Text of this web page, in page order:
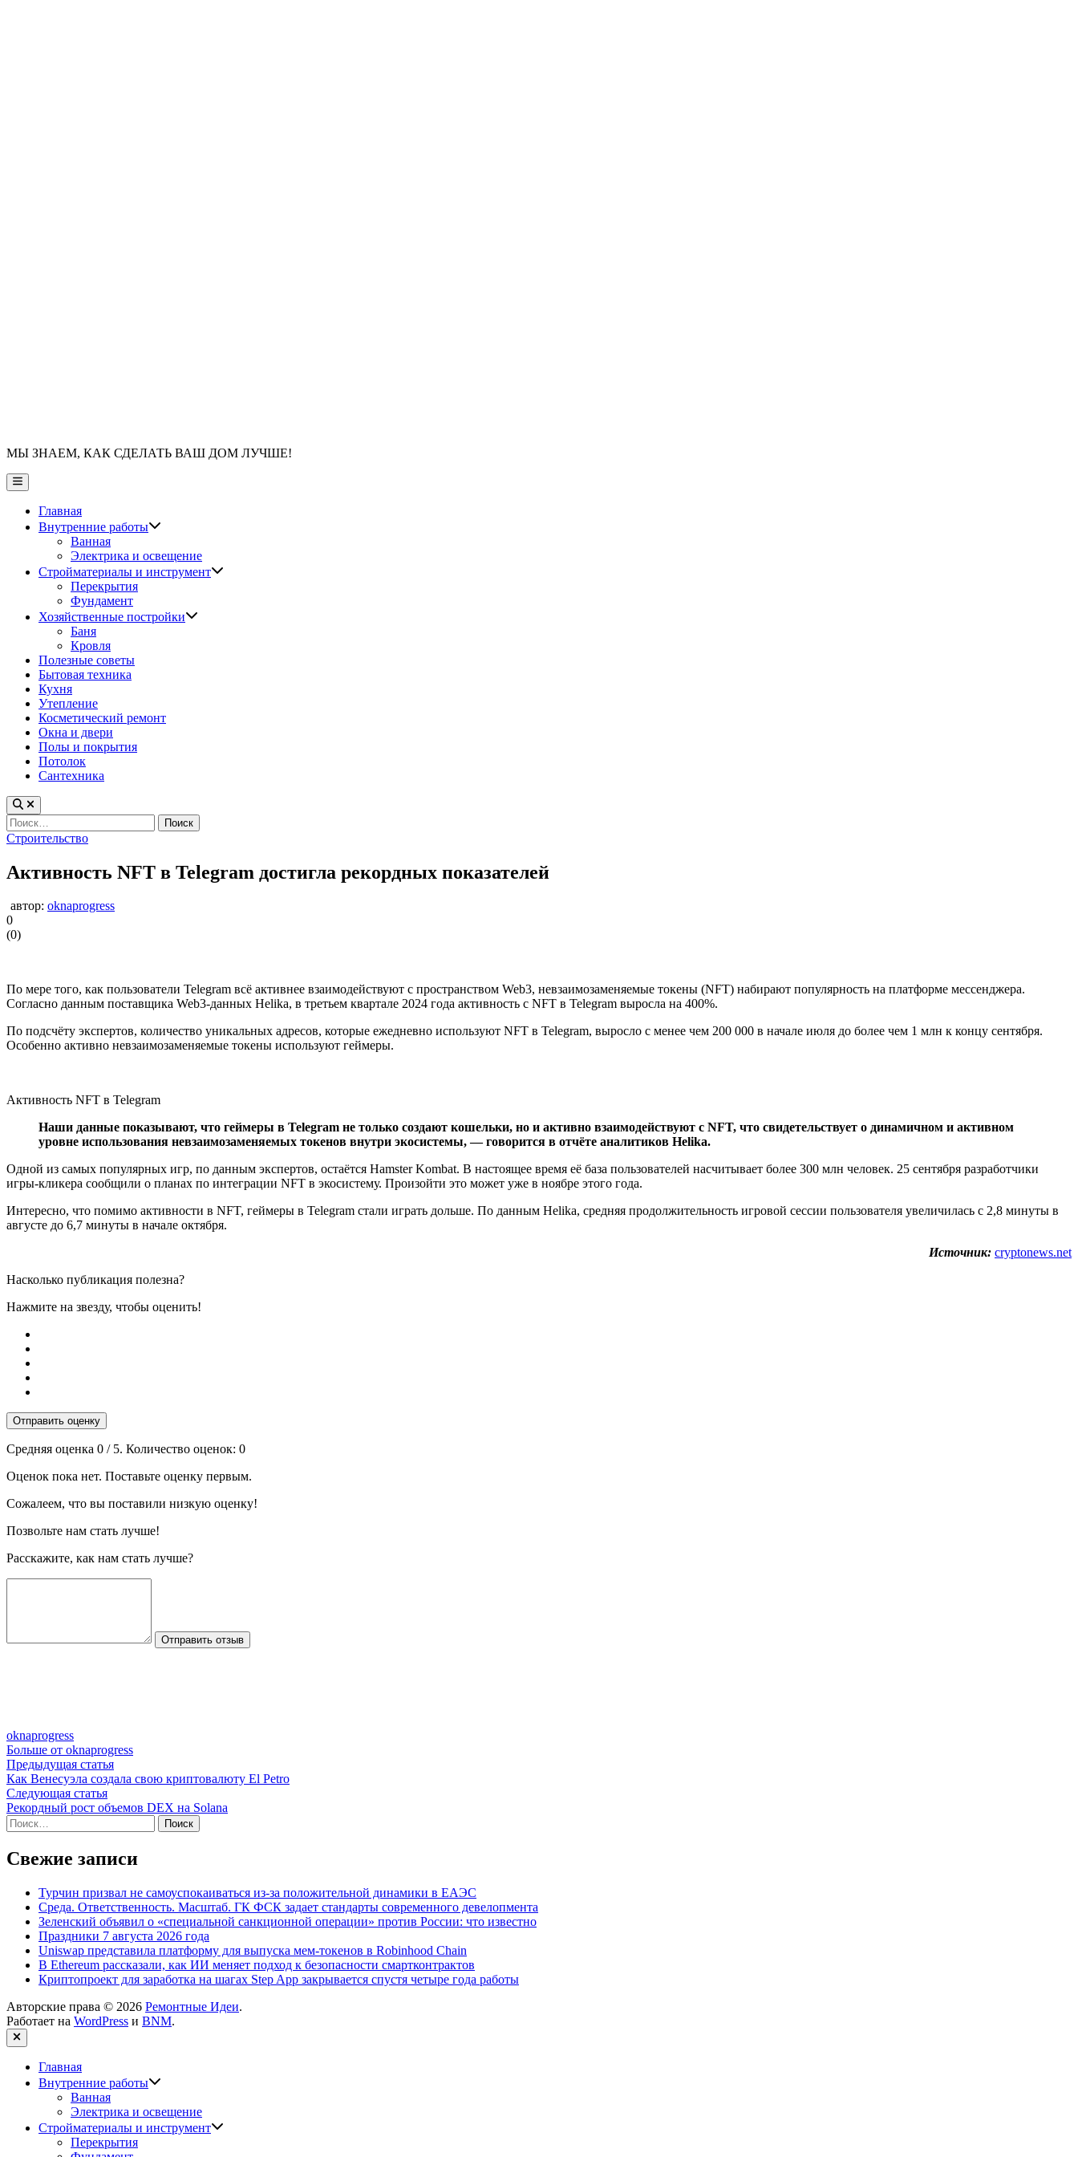
МЫ ЗНАЕМ, КАК СДЕЛАТЬ ВАШ ДОМ ЛУЧШЕ!
Главное
меню
Главная
Внутренние работы
Ванная
Электрика и освещение
Стройматериалы и инструмент
Перекрытия
Фундамент
Хозяйственные постройки
Баня
Кровля
Полезные советы
Бытовая техника
Кухня
Утепление
Косметический ремонт
Окна и двери
Полы и покрытия
Потолок
Сантехника
Найти:
Опубликовано
Строительство
Активность NFT в Telegram достигла рекордных показателей
автор: oknaprogress
0
(0)
По мере того, как пользователи Telegram всё активнее взаимодействуют с пространством Web3, невзаимозаменяемые токены (NFT) набирают популярность на платформе мессенджера.
Согласно данным поставщика Web3-данных Helika, в третьем квартале 2024 года активность с NFT в Telegram выросла на 400%.
По подсчёту экспертов, количество уникальных адресов, которые ежедневно используют NFT в Telegram, выросло с менее чем 200 000 в начале июля до более чем 1 млн к концу сентября.
Особенно активно невзаимозаменяемые токены используют геймеры.
Активность NFT в Telegram
Наши данные показывают, что геймеры в Telegram не только создают кошельки, но и активно взаимодействуют с NFT, что свидетельствует о динамичном и активном
уровне использования невзаимозаменяемых токенов внутри экосистемы, — говорится в отчёте аналитиков Helika.
Одной из самых популярных игр, по данным экспертов, остаётся Hamster Kombat. В настоящее время её база пользователей насчитывает более 300 млн человек. 25 сентября разработчики
игры-кликера сообщили о планах по интеграции NFT в экосистему. Произойти это может уже в ноябре этого года.
Интересно, что помимо активности в NFT, геймеры в Telegram стали играть дольше. По данным Helika, средняя продолжительность игровой сессии пользователя увеличилась с 2,8 минуты в
августе до 6,7 минуты в начале октября.
Источник: cryptonews.net
Насколько публикация полезна?
Нажмите на звезду, чтобы оценить!
Отправить оценку
Средняя оценка 0 / 5. Количество оценок: 0
Оценок пока нет. Поставьте оценку первым.
Сожалеем, что вы поставили низкую оценку!
Позвольте нам стать лучше!
Расскажите, как нам стать лучше?
Отправить отзыв
oknaprogress
Больше от oknaprogress
Навигация
по
записям
Предыдущая статьяПредыдущая
статья:
Как Венесуэла создала свою криптовалюту El Petro
Следующая статьяСледующая
статья:
Рекордный рост объемов DEX на Solana
Найти:
Свежие записи
Турчин призвал не самоуспокаиваться из-за положительной динамики в ЕАЭС
Среда. Ответственность. Масштаб. ГК ФСК задает стандарты современного девелопмента
Зеленский объявил о «специальной санкционной операции» против России: что известно
Праздники 7 августа 2026 года
Uniswap представила платформу для выпуска мем-токенов в Robinhood Chain
В Ethereum рассказали, как ИИ меняет подход к безопасности смартконтрактов
Криптопроект для заработка на шагах Step App закрывается спустя четыре года работы
Авторские права © 2026 Ремонтные Идеи.
Работает на WordPress и BNM.
Закрыть
Главная
Внутренние работы
Ванная
Электрика и освещение
Стройматериалы и инструмент
Перекрытия